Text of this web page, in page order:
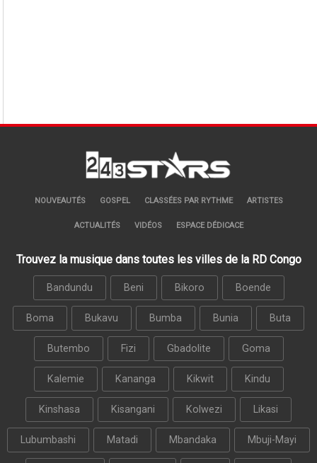
NOUVEAUTÉS GOSPEL CLASSÉES PAR RYTHME ARTISTES
ACTUALITÉS VIDÉOS ESPACE DÉDICACE
Trouvez la musique dans toutes les villes de la RD Congo
Bandundu Beni Bikoro Boende
Boma Bukavu Bumba Bunia Buta
Butembo Fizi Gbadolite Goma
Kalemie Kananga Kikwit Kindu
Kinshasa Kisangani Kolwezi Likasi
Lubumbashi Matadi Mbandaka Mbuji-Mayi